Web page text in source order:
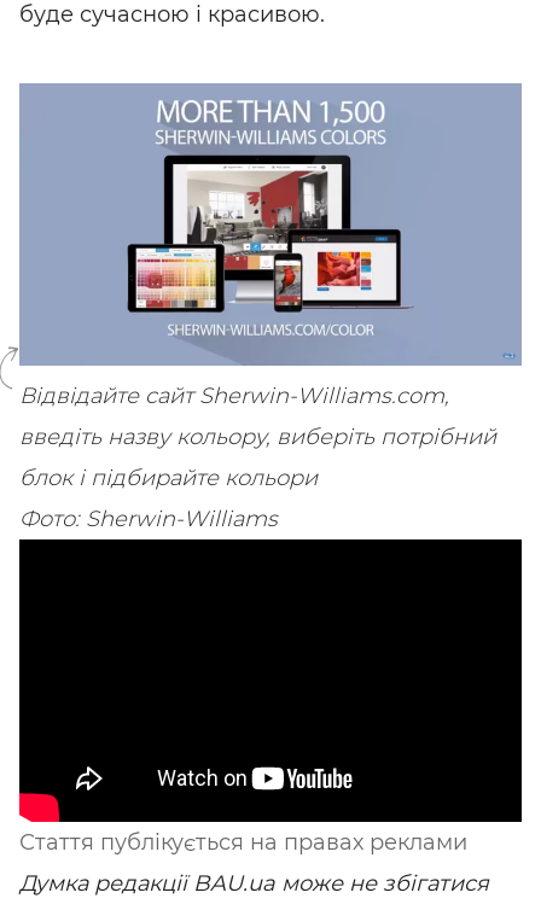
буде сучасною і красивою.
SUBSCRIBE
Відвідайте сайт Sherwin-Williams.com,
введіть назву кольору, виберіть потрібний
блок і підбирайте кольори
Фото: Sherwin-Williams
Стаття публікується на правах реклами
Думка редакції BAU.ua може не збігатися